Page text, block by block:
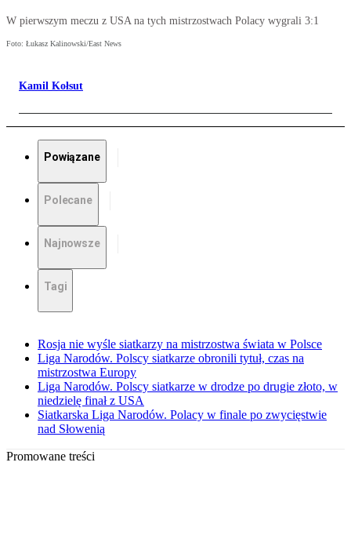
W pierwszym meczu z USA na tych mistrzostwach Polacy wygrali 3:1
Foto: Łukasz Kalinowski/East News
Kamil Kołsut
Powiązane
Polecane
Najnowsze
Tagi
Rosja nie wyśle siatkarzy na mistrzostwa świata w Polsce
Liga Narodów. Polscy siatkarze obronili tytuł, czas na
mistrzostwa Europy
Liga Narodów. Polscy siatkarze w drodze po drugie złoto, w
niedzielę finał z USA
Siatkarska Liga Narodów. Polacy w finale po zwycięstwie
nad Słowenią
Promowane treści